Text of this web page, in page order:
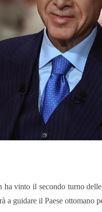
vinto il secondo turno
a guidare il Paese ottomano